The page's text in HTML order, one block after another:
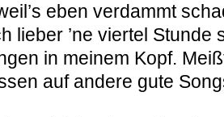
eben verdammt
lieber ’ne viertel Stunde
in meinem Kopf.
auf andere gute